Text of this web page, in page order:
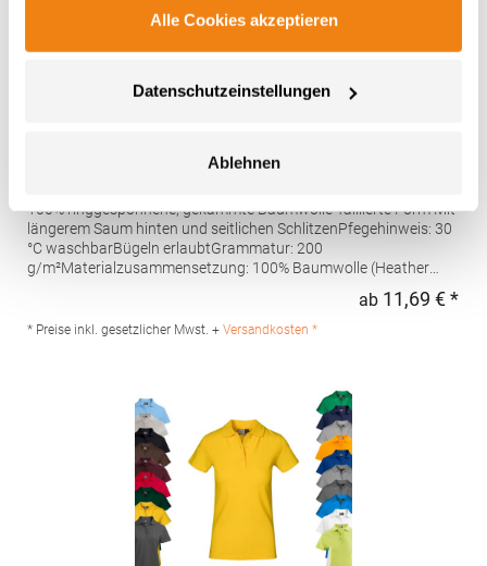
Alle Cookies akzeptieren
Datenschutzeinstellungen
Ablehnen
AQ020 Asquith & Fox Damen klassisches Polo
100% ringgesponnene, gekämmte Baumwolle Taillierte Form Mit
längerem Saum hinten und seitlichen SchlitzenPfegehinweis: 30
°C waschbarBügeln erlaubtGrammatur: 200
g/m²Materialzusammensetzung: 100% Baumwolle (Heather
Naas Road Bus. Park Naas Road Dublin D12 ER80 ROI Irland E-
ab 11,69 € *
* Preise inkl. gesetzlicher Mwst. + Versandkosten *